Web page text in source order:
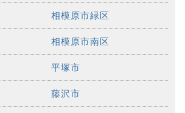
相模原市緑区
相模原市南区
平塚市
藤沢市